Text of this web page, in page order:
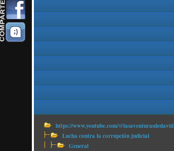
https://www.youtube.com/@lasaventurasdedavid
Lucha contra la corrupción judicial
General